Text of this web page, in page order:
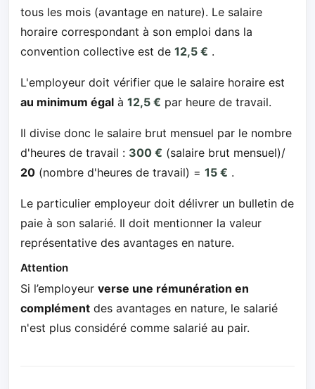
tous les mois (avantage en nature). Le salaire
horaire correspondant à son emploi dans la
convention collective est de 12,5 € .
L'employeur doit vérifier que le salaire horaire est
au minimum égal à 12,5 € par heure de travail.
Il divise donc le salaire brut mensuel par le nombre
d'heures de travail : 300 € (salaire brut mensuel)/
20 (nombre d'heures de travail) = 15 € .
Le particulier employeur doit délivrer un bulletin de
paie à son salarié. Il doit mentionner la valeur
représentative des avantages en nature.
Attention
Si l’employeur verse une rémunération en
complément des avantages en nature, le salarié
n'est plus considéré comme salarié au pair.